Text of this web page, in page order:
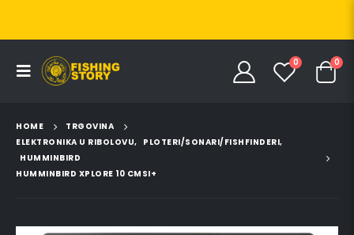
0 0
HOME
TRGOVINA
ELEKTRONIKA U RIBOLOVU, PLOTERI/SONARI/FISHFINDERI,
HUMMINBIRD
HUMMINBIRD XPLORE 10 CMSI+